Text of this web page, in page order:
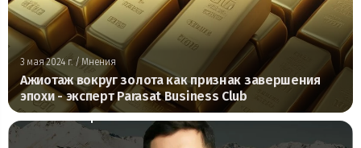
3 мая 2024 г. / Мнения
Ажиотаж вокруг золота как признак завершения
эпохи - эксперт Parasat Business Club